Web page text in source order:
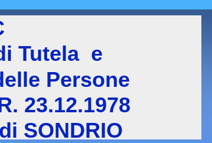
Tutela e
Persone
23.12.1978
SONDRIO